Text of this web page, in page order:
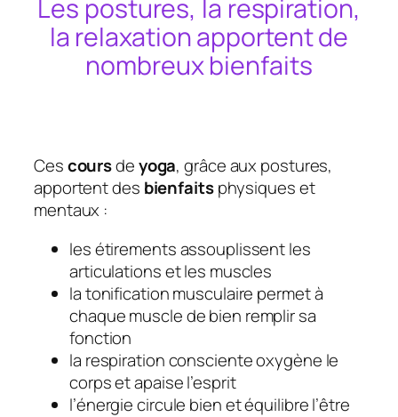
Les postures, la respiration,
la relaxation apportent de
nombreux bienfaits
Cescoursdeyoga, grâce aux postures,
apportent des bienfaitsphysiques et
mentaux :
les étirements assouplissent les
articulations et les muscles
la tonification musculaire permet à
chaque muscle de bien remplir sa
fonction
la respiration consciente oxygène le
corps et apaise l’esprit
l’énergie circule bien et équilibre l’être